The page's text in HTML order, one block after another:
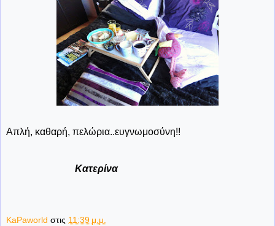
Απλή, καθαρή, πελώρια..ευγνωμοσύνη!!
Κατερίνα
KaPaworld στις 11:39 μ.μ.